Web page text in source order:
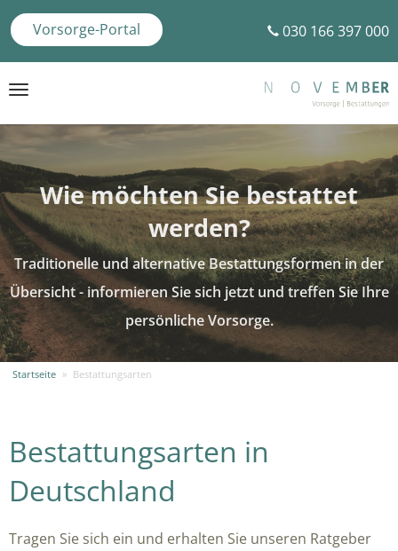
030 166 397 000
Vorsorge-Portal
Toggle
Wie möchten Sie bestattet
werden?
Traditionelle und alternative Bestattungsformen in der
Übersicht - informieren Sie sich jetzt und treffen Sie Ihre
persönliche Vorsorge.
Startseite » Bestattungsarten
Bestattungsarten in
Deutschland
Tragen Sie sich ein und erhalten Sie unseren Ratgeber